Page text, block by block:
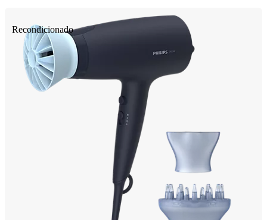
Recondicionado